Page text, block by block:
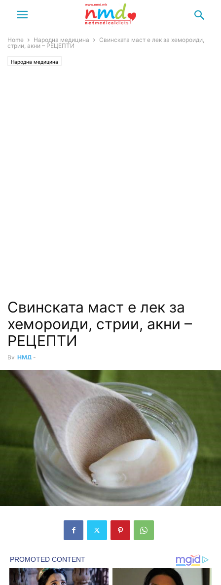
Home Народна медицина
Свинската маст е лек за хемороиди,
стрии, акни – РЕЦЕПТИ
Народна медицина
Свинската маст е лек за
хемороиди, стрии, акни –
РЕЦЕПТИ
By НМД -